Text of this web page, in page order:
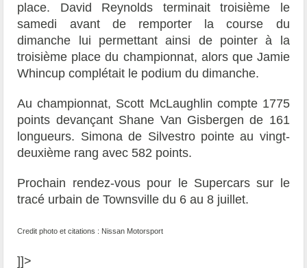
place. David Reynolds terminait troisième le
samedi avant de remporter la course du
dimanche lui permettant ainsi de pointer à la
troisième place du championnat, alors que Jamie
Whincup complétait le podium du dimanche.
Au championnat, Scott McLaughlin compte 1775
points devançant Shane Van Gisbergen de 161
longueurs. Simona de Silvestro pointe au vingt-
deuxième rang avec 582 points.
Prochain rendez-vous pour le Supercars sur le
tracé urbain de Townsville du 6 au 8 juillet.
Credit photo et citations : Nissan Motorsport
]]>